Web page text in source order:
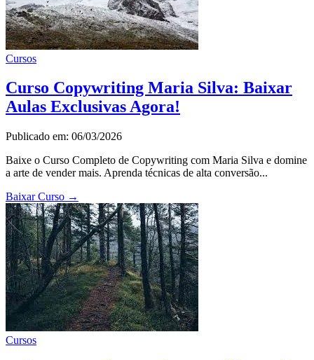
Cursos
Curso Copywriting Maria Silva: Baixar
Aulas Exclusivas Agora!
Publicado em: 06/03/2026
Baixe o Curso Completo de Copywriting com Maria Silva e domine
a arte de vender mais. Aprenda técnicas de alta conversão...
Baixar Curso →
Cursos